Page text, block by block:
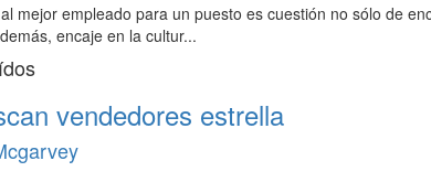
mejor empleado para un puesto es cuestión no sólo de
encaje en la cultur...
vendedores estrella